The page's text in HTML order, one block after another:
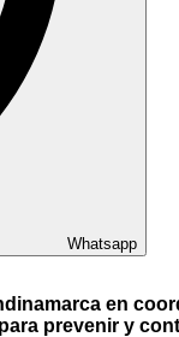
Whatsapp
en
prevenir y